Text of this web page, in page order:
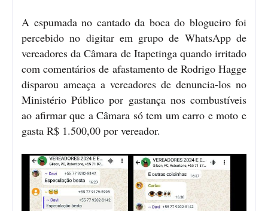
A espumada no cantado da boca do blogueiro foi
percebido no digitar em grupo de WhatsApp de
vereadores da Câmara de Itapetinga quando irritado
com comentários de afastamento de Rodrigo Hagge
disparou ameaça a vereadores de denuncia-los no
Ministério Público por gastança nos combustíveis
ao afirmar que a Câmara só tem um carro e moto e
gasta R$ 1.500,00 por vereador.